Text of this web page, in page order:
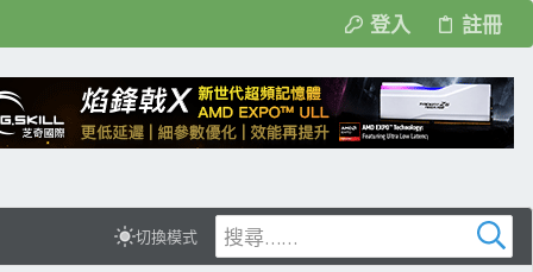
登入 註冊
切換模式